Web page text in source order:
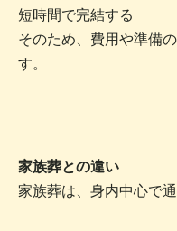
短時間で完結する
そのため、費用や準備
す。
家族葬との違い
家族葬は、身内中心で